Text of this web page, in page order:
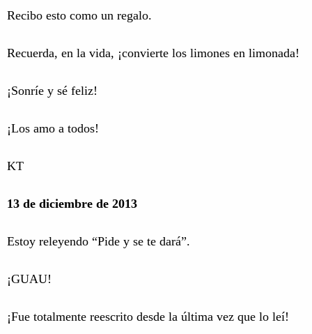
Recibo esto como un regalo.
Recuerda, en la vida, ¡convierte los limones en limonada!
¡Sonríe y sé feliz!
¡Los amo a todos!
KT
13 de diciembre de 2013
Estoy releyendo “Pide y se te dará”.
¡GUAU!
¡Fue totalmente reescrito desde la última vez que lo leí!